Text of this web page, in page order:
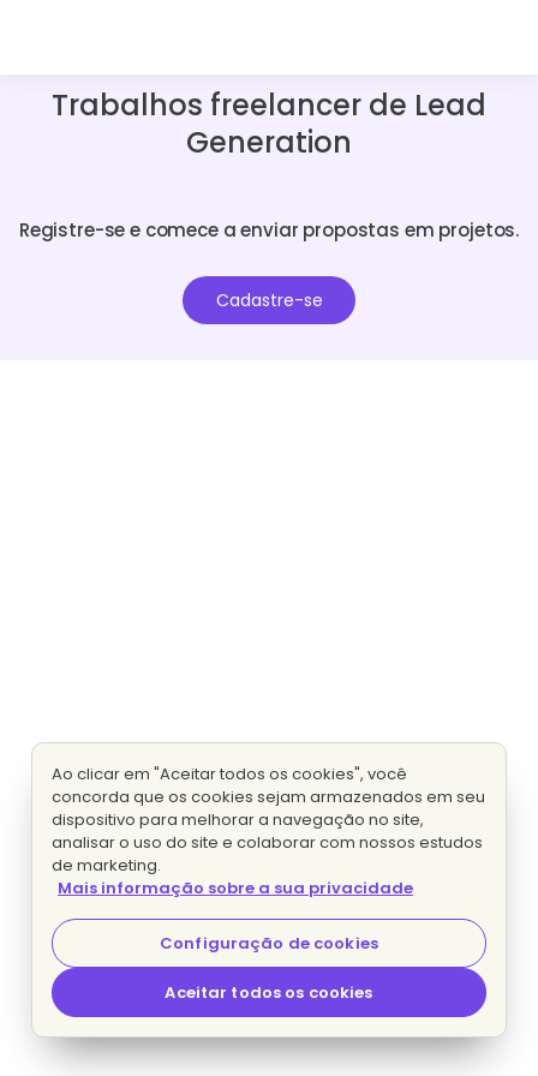
Trabalhos freelancer de Lead
Generation
Registre-se e comece a enviar propostas em projetos.
Cadastre-se
Ao clicar em "Aceitar todos os cookies", você
concorda que os cookies sejam armazenados em seu
dispositivo para melhorar a navegação no site,
analisar o uso do site e colaborar com nossos estudos
de marketing.
Mais informação sobre a sua privacidade
Configuração de cookies
Aceitar todos os cookies